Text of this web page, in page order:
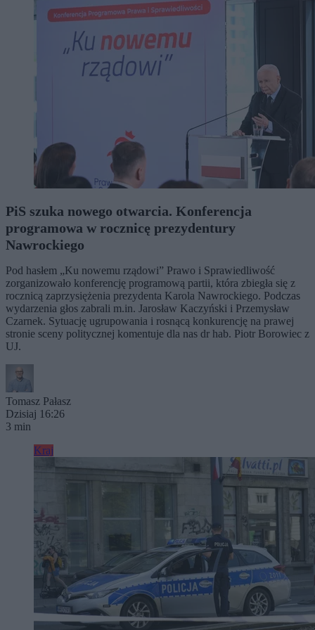
PiS szuka nowego otwarcia. Konferencja
programowa w rocznicę prezydentury
Nawrockiego
Pod hasłem „Ku nowemu rządowi” Prawo i Sprawiedliwość
zorganizowało konferencję programową partii, która zbiegła się z
rocznicą zaprzysiężenia prezydenta Karola Nawrockiego. Podczas
wydarzenia głos zabrali m.in. Jarosław Kaczyński i Przemysław
Czarnek. Sytuację ugrupowania i rosnącą konkurencję na prawej
stronie sceny politycznej komentuje dla nas dr hab. Piotr Borowiec z
UJ.
Tomasz Pałasz
Dzisiaj 16:26
3 min
Kraj